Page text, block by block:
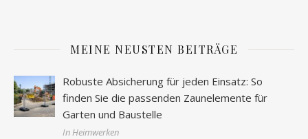
MEINE NEUSTEN BEITRÄGE
Robuste Absicherung für jeden Einsatz: So
finden Sie die passenden Zaunelemente für
Garten und Baustelle
In Heimwerken